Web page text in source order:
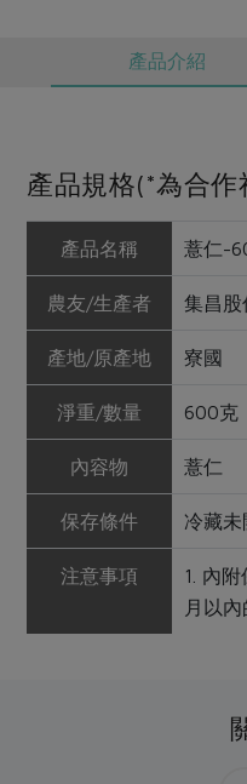
產品介紹
產品規格(*為合作
產品名稱 薏仁-
農友/生產者 集昌股
產地/原產地 寮國
淨重/數量 600克
內容物 薏仁
保存條件 冷藏
注意事項
1. 內
月以